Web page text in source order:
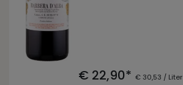
€ 22,90* € 30,53 / Liter